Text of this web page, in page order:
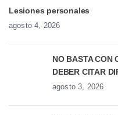
Lesiones personales
agosto 4, 2026
NO BASTA CON
DEBER CITAR
agosto 3, 2026